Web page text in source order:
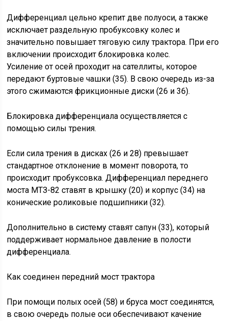
Дифференциал цельно крепит две полуоси, а также
исключает раздельную пробуксовку колес и
значительно повышает тяговую силу трактора. При его
включении происходит блокировка колес.
Усиление от осей проходит на сателлиты, которое
передают буртовые чашки (35). В свою очередь из-за
этого сжимаются фрикционные диски (26 и 36).
Блокировка дифференциала осуществляется с
помощью силы трения.
Если сила трения в дисках (26 и 28) превышает
стандартное отклонение в момент поворота, то
происходит пробуксовка. Дифференциал переднего
моста МТЗ-82 ставят в крышку (20) и корпус (34) на
конические роликовые подшипники (32).
Дополнительно в систему ставят сапун (33), который
поддерживает нормальное давление в полости
дифференциала.
Как соединен передний мост трактора
При помощи полых осей (58) и бруса мост соединятся,
в свою очередь полые оси обеспечивают качение